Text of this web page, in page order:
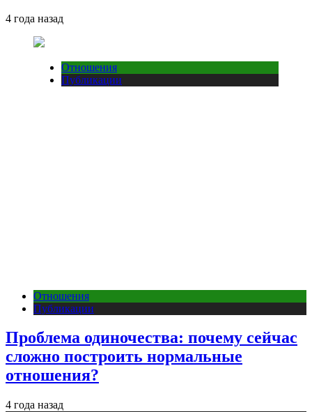
4 года назад
Отношения
Публикации
Отношения
Публикации
Проблема одиночества: почему сейчас
сложно построить нормальные
отношения?
4 года назад